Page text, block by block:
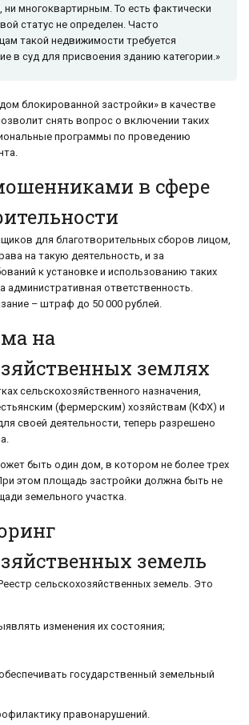
ни многоквартирным. То есть фактически
статус не определен. Часто
такой недвижимости требуется
в суд для присвоения зданию категории.»
блокированной застройки» в качестве
снять вопрос о включении таких
программы по проведению
в сфере
для благотворительных сборов лицом,
на такую деятельность, и за
к установке и использованию таких
административная ответственность.
– штраф до 50 000 рублей.
на
землях
сельскохозяйственного назначения,
(фермерским) хозяйствам (КФХ) и
своей деятельности, теперь разрешено
быть один дом, в котором не более трех
этом площадь застройки должна быть не
земельного участка.
земель
сельскохозяйственных земель. Это
изменения их состояния;
государственный земельный
правонарушений.